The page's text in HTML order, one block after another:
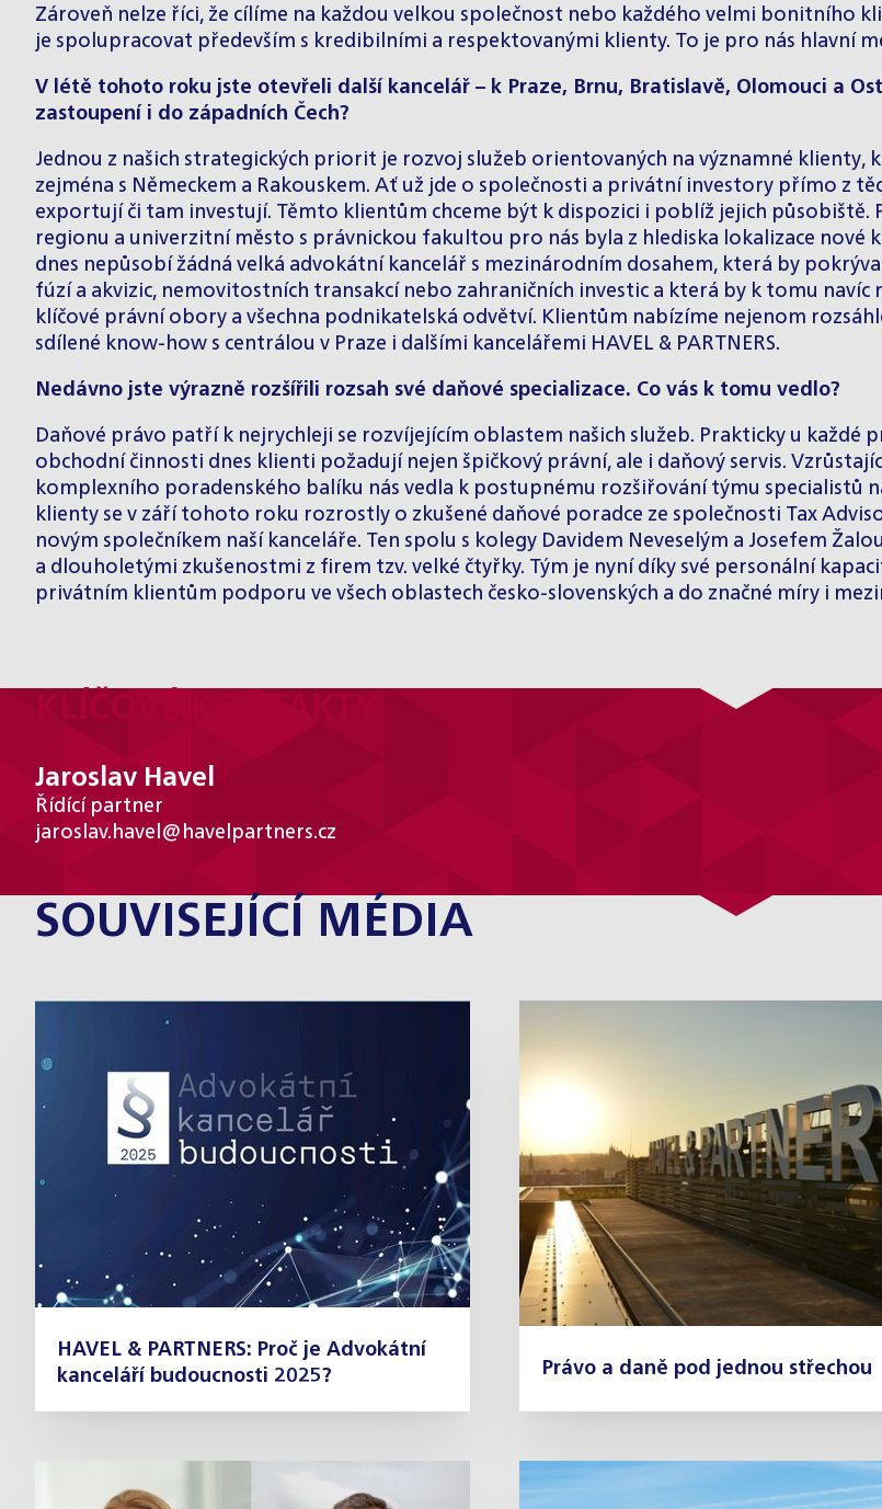
Zároveň nelze říci, že cílíme na každou velkou společnost nebo každého velmi bonitního
je spolupracovat především s kredibilními a respektovanými klienty. To je pro nás hlavní
V létě tohoto roku jste otevřeli další kancelář – k Praze, Brnu, Bratislavě, Olomouci a
zastoupení i do západních Čech?
Jednou z našich strategických priorit je rozvoj služeb orientovaných na významné klienty,
zejména s Německem a Rakouskem. Ať už jde o společnosti a privátní investory přímo z
exportují či tam investují. Těmto klientům chceme být k dispozici i poblíž jejich
regionu a univerzitní město s právnickou fakultou pro nás byla z hlediska lokalizace nové
dnes nepůsobí žádná velká advokátní kancelář s mezinárodním dosahem, která by
fúzí a akvizic, nemovitostních transakcí nebo zahraničních investic a která by k tomu
klíčové právní obory a všechna podnikatelská odvětví. Klientům nabízíme nejenom
sdílené know-how s centrálou v Praze i dalšími kancelářemi HAVEL & PARTNERS.
Nedávno jste výrazně rozšířili rozsah své daňové specializace. Co vás k tomu vedlo?
Daňové právo patří k nejrychleji se rozvíjejícím oblastem našich služeb. Prakticky u
obchodní činnosti dnes klienti požadují nejen špičkový právní, ale i daňový servis.
komplexního poradenského balíku nás vedla k postupnému rozšiřování týmu specialistů
klienty se v září tohoto roku rozrostly o zkušené daňové poradce ze společnosti Tax
novým společníkem naší kanceláře. Ten spolu s kolegy Davidem Neveselým a Josefem
a dlouholetými zkušenostmi z firem tzv. velké čtyřky. Tým je nyní díky své personální
privátním klientům podporu ve všech oblastech česko-slovenských a do značné míry i
Jaroslav Havel
Řídící partner
jaroslav.havel@havelpartners.cz
SOUVISEJÍCÍ MÉDIA
HAVEL & PARTNERS: Proč je Advokátní
kanceláří budoucnosti 2025?
Právo a daně pod jednou střechou